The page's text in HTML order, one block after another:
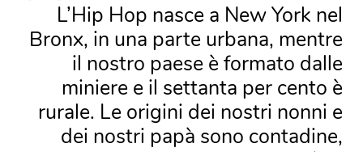
L’Hip Hop nasce a New York nel
Bronx, in una parte urbana, mentre
il nostro paese è formato dalle
miniere e il settanta per cento è
rurale. Le origini dei nostri nonni e
dei nostri papà sono contadine,